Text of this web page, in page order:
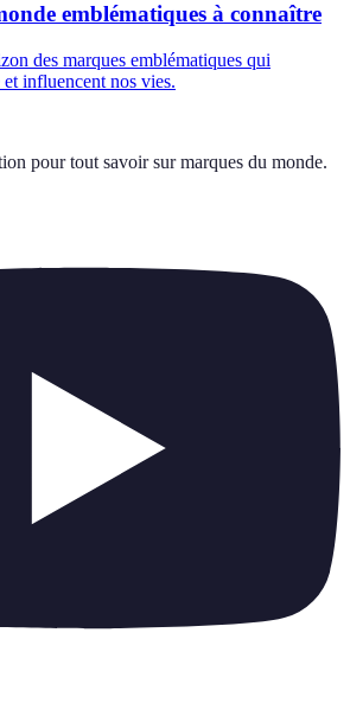
emblématiques à connaître
des marques emblématiques qui
influencent nos vies.
pour tout savoir sur marques du monde.